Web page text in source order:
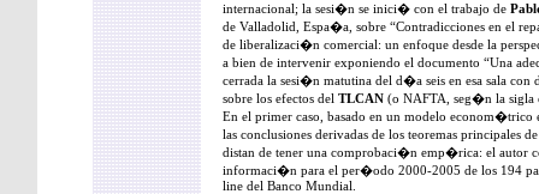
internacional; la sesi�n se inici� con el trabajo de
de Valladolid, Espa�a, sobre “Contradicciones en el
de liberalizaci�n comercial: un enfoque desde la
a bien de intervenir exponiendo el documento “Una
cerrada la sesi�n matutina del d�a seis en esa sala con
sobre los efectos del TLCAN (o NAFTA, seg�n la
En el primer caso, basado en un modelo econom�trico
las conclusiones derivadas de los teoremas principales
distan de tener una comprobaci�n emp�rica: el autor
informaci�n para el per�odo 2000-2005 de los 194
line del Banco Mundial.